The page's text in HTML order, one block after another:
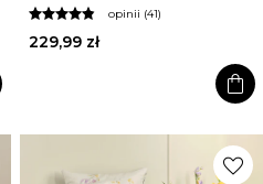
opinii (41)
229,99 zł
shopping_bag
favorite